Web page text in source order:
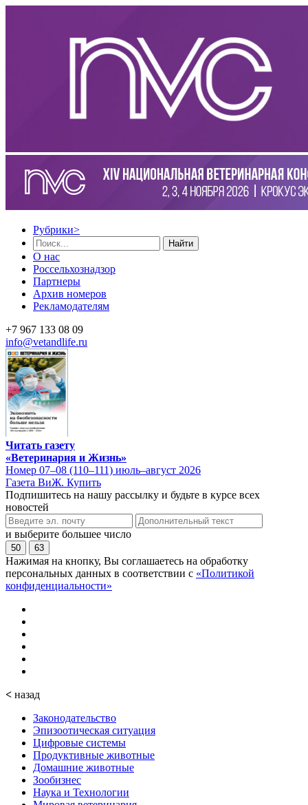
Рубрики>
Найти
О нас
Россельхознадзор
Партнеры
Архив номеров
Рекламодателям
+7 967 133 08 09
info@vetandlife.ru
Читать газету
«Ветеринария и Жизнь»
Номер 07–08 (110–111) июль–август 2026
Газета ВиЖ. Купить
Подпишитесь на нашу рассылку и будьте в курсе всех
новостей
и выберите большее число
50 63
Нажимая на кнопку, Вы соглашаетесь на обработку
персональных данных в соответствии с «Политикой
конфиденциальности»
< назад
Законодательство
Эпизоотическая ситуация
Цифровые системы
Продуктивные животные
Домашние животные
Зообизнес
Наука и Технологии